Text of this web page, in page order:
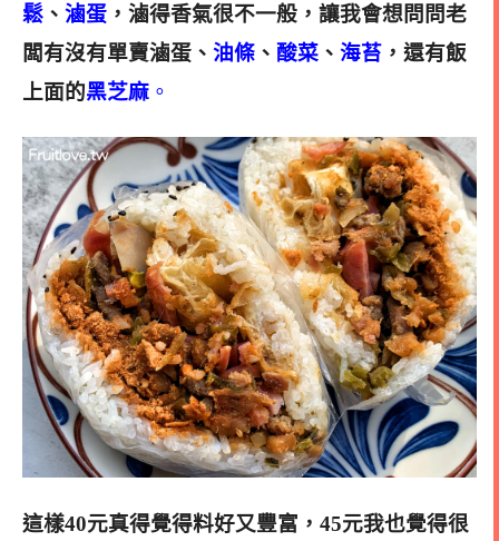
鬆 、 滷蛋 ，滷得香氣很不一般，讓我會想問問老
闆有沒有單賣滷蛋、 油條 、 酸菜 、 海苔 ，還有飯
上面的黑芝麻 。
這樣40元真得覺得料好又豐富，45元我也覺得很